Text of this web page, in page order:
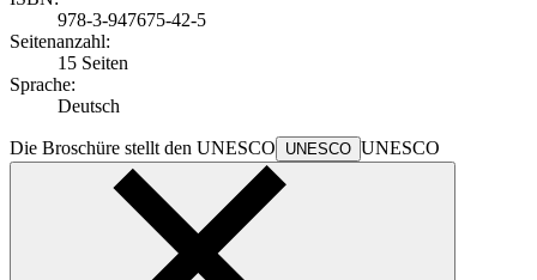
978-3-947675-42-5
Seitenanzahl:
15 Seiten
Sprache:
Deutsch
Die Broschüre stellt den UNESCO UNESCO UNESCO